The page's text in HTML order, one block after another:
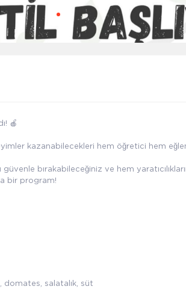
🍎
kazanabilecekleri hem öğretici hem
bırakabileceğiniz ve hem
bir program!
domates, salatalık, süt